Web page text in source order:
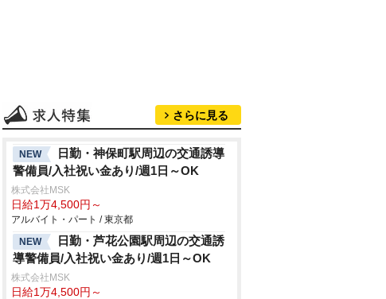
さらに見る
NEW
日勤・神保町駅周辺の交通誘導
警備員/入社祝い金あり/週1日～OK
株式会社MSK
日給1万4,500円～
アルバイト・パート / 東京都
NEW
日勤・芦花公園駅周辺の交通誘
導警備員/入社祝い金あり/週1日～OK
株式会社MSK
日給1万4,500円～